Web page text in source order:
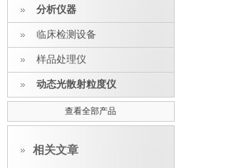
分析仪器
临床检测设备
样品处理仪
动态光散射粒度仪
查看全部产品
相关文章